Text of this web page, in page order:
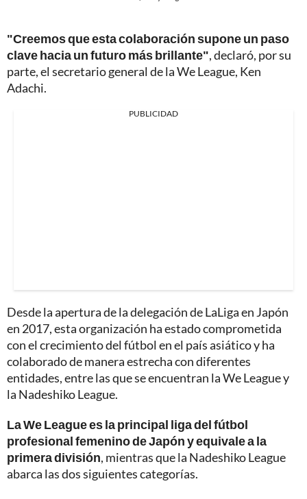
"Creemos que esta colaboración supone un paso
clave hacia un futuro más brillante", declaró, por su
parte, el secretario general de la We League, Ken
Adachi.
PUBLICIDAD
Desde la apertura de la delegación de LaLiga en Japón
en 2017, esta organización ha estado comprometida
con el crecimiento del fútbol en el país asiático y ha
colaborado de manera estrecha con diferentes
entidades, entre las que se encuentran la We League y
la Nadeshiko League.
La We League es la principal liga del fútbol
profesional femenino de Japón y equivale a la
primera división, mientras que la Nadeshiko League
abarca las dos siguientes categorías.